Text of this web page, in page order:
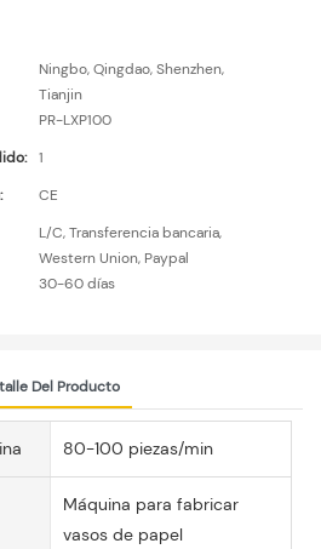
Ningbo, Qingdao, Shenzhen,
Tianjin
PR-LXP100
1
CE
L/C, Transferencia bancaria,
Western Union, Paypal
30-60 días
Del Producto
80-100 piezas/min
Máquina para fabricar
vasos de papel